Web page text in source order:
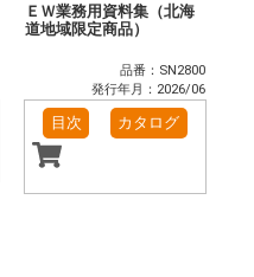
ＥＷ業務用資料集（北海
道地域限定商品）
品番：SN2800
発行年月：2026/06
目次 カタログ